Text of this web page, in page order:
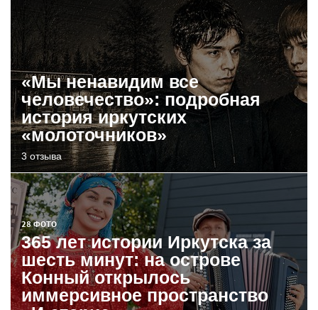
«Мы ненавидим все
человечество»: подробная
история иркутских
«молоточников»
3 отзыва
28 ФОТО
365 лет истории Иркутска за
шесть минут: на острове
Конный открылось
иммерсивное пространство